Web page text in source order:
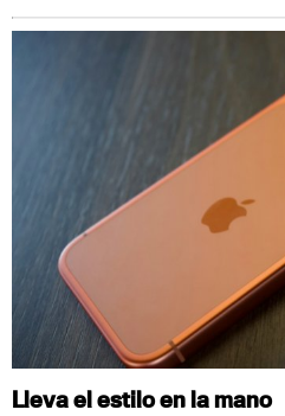
Lleva el estilo en la mano